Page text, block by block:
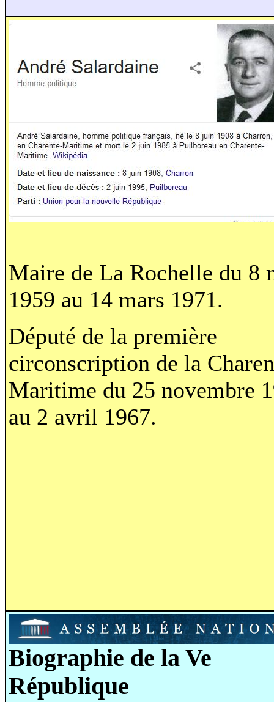
Maire de La Rochelle du 8
1959 au 14 mars 1971.
Député de la première
circonscription de la
Maritime du 25 novembre
au 2 avril 1967.
Biographie de la Ve
République